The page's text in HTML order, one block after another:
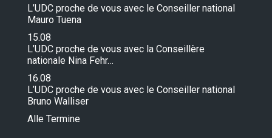
L’UDC proche de vous avec le Conseiller national
Mauro Tuena
15.08
L’UDC proche de vous avec la Conseillère
nationale Nina Fehr…
16.08
L’UDC proche de vous avec le Conseiller national
Bruno Walliser
Alle Termine